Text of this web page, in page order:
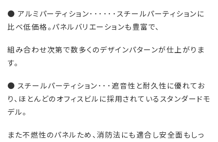
● アルミパーティション･･････スチールパーティションに
比べ低価格。パネルバリエーションも豊富で、
組み合わせ次第で数多くのデザインパターンが仕上がりま
す。
● スチールパーティション･･･遮音性と耐久性に優れてお
り、ほとんどのオフィスビルに採用されているスタンダードモ
デル。
また不燃性のパネルため、消防法にも適合し安全面もしっ